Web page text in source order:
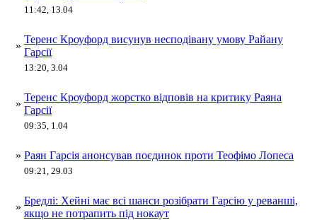
11:42, 13.04
»
Теренс Кроуфорд висунув несподівану умову Райану
Гарсії
13:20, 3.04
»
Теренс Кроуфорд жорстко відповів на критику Раяна
Гарсії
09:35, 1.04
» Раян Гарсія анонсував поєдинок проти Теофімо Лопеса
09:21, 29.03
»
Бредлі: Хейні має всі шанси розібрати Гарсію у реванші,
якщо не потрапить під нокаут